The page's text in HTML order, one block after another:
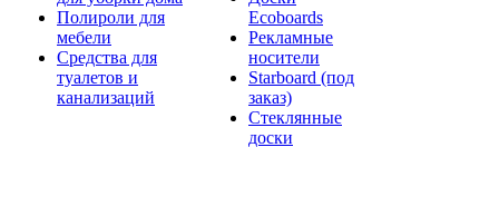
Полироли для
мебели
Средства для
туалетов и
канализаций
Ecoboards
Рекламные
носители
Starboard (под
заказ)
Стеклянные
доски